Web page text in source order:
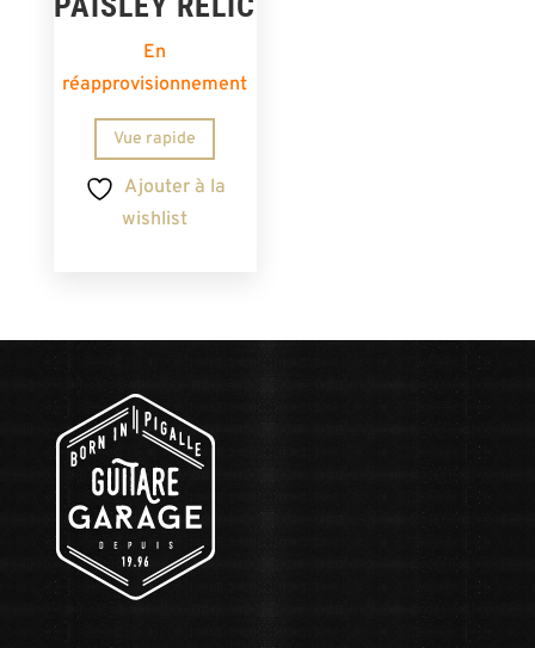
En
réapprovisionnement
Vue rapide
Ajouter à la
wishlist